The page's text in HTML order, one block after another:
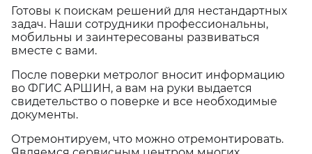
Готовы к поискам решений для нестандартных
задач. Наши сотрудники профессиональны,
мобильны и заинтересованы развиваться
вместе с вами.
После поверки метролог вносит информацию
во ФГИС АРШИН, а вам на руки выдается
свидетельство о поверке и все необходимые
документы.
Отремонтируем, что можно отремонтировать.